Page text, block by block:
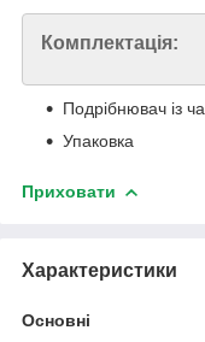
Комплектація:
Подрібнювач із
Упаковка
Приховати
Характеристики
Основні